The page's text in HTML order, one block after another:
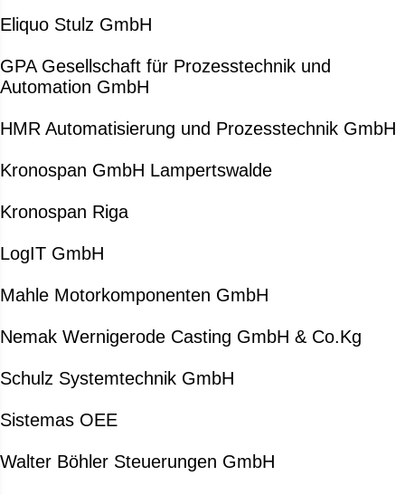
Eliquo Stulz GmbH
GPA Gesellschaft für Prozesstechnik und
Automation GmbH
HMR Automatisierung und Prozesstechnik GmbH
Kronospan GmbH Lampertswalde
Kronospan Riga
LogIT GmbH
Mahle Motorkomponenten GmbH
Nemak Wernigerode Casting GmbH & Co.Kg
Schulz Systemtechnik GmbH
Sistemas OEE
Walter Böhler Steuerungen GmbH